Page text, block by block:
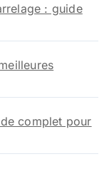
: guide
complet pour